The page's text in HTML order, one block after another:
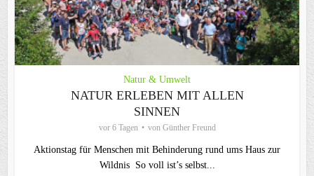
Natur & Umwelt
NATUR ERLEBEN MIT ALLEN
SINNEN
vor 6 Tagen von Günther Freund
Aktionstag für Menschen mit Behinderung rund ums Haus zur
Wildnis So voll ist’s selbst...